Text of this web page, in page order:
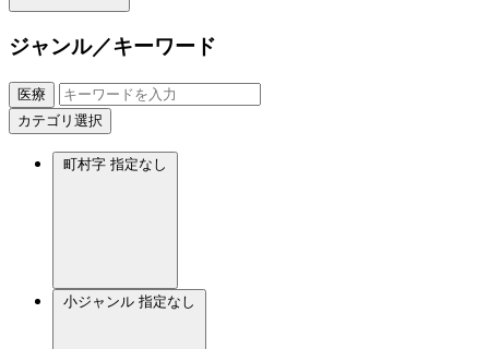
ジャンル／キーワード
医療
カテゴリ選択
町村字 指定なし
小ジャンル 指定なし